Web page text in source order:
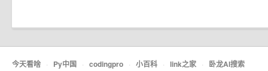
今天看啥 · Py中国 · codingpro · 小百科 · link之家 · 卧龙AI搜索